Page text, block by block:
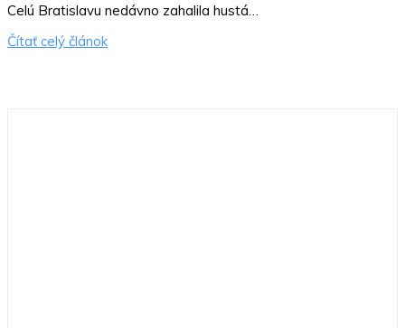
Celú Bratislavu nedávno zahalila hustá…
Čítať celý článok